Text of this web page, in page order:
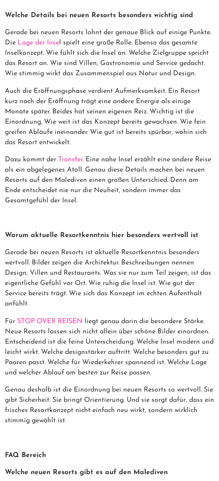
Welche Details bei neuen Resorts besonders wichtig sind
Gerade bei neuen Resorts lohnt der genaue Blick auf einige Punkte.
Die Lage der Insel spielt eine große Rolle. Ebenso das gesamte
Inselkonzept. Wie fühlt sich die Insel an. Welche Zielgruppe spricht
das Resort an. Wie sind Villen, Gastronomie und Service gedacht.
Wie stimmig wirkt das Zusammenspiel aus Natur und Design.
Auch die Eröffnungsphase verdient Aufmerksamkeit. Ein Resort
kurz nach der Eröffnung trägt eine andere Energie als einige
Monate später. Beides hat seinen eigenen Reiz. Wichtig ist die
Einordnung. Wie weit ist das Konzept bereits gewachsen. Wie fein
greifen Abläufe ineinander. Wie gut ist bereits spürbar, wohin sich
das Resort entwickelt.
Dazu kommt der Transfer. Eine nahe Insel erzählt eine andere Reise
als ein abgelegenes Atoll. Genau diese Details machen bei neuen
Resorts auf den Malediven einen großen Unterschied. Denn am
Ende entscheidet nie nur die Neuheit, sondern immer das
Gesamtgefühl der Insel.
Warum aktuelle Resortkenntnis hier besonders wertvoll ist
Gerade bei neuen Resorts ist aktuelle Resortkenntnis besonders
wertvoll. Bilder zeigen die Architektur. Beschreibungen nennen
Design, Villen und Restaurants. Was sie nur zum Teil zeigen, ist das
eigentliche Gefühl vor Ort. Wie ruhig die Insel ist. Wie gut der
Service bereits trägt. Wie sich das Konzept im echten Aufenthalt
anfühlt.
Für STOP OVER REISEN
liegt genau darin die besondere Stärke.
Neue Resorts lassen sich nicht allein über schöne Bilder einordnen.
Entscheidend ist die feine Unterscheidung. Welche Insel modern und
leicht wirkt. Welche designstärker auftritt. Welche besonders gut zu
Paaren passt. Welche für Wiederkehrer spannend ist. Welche Lage
und welcher Ablauf am besten zur Reise passen.
Genau deshalb ist die Einordnung bei neuen Resorts so wertvoll. Sie
gibt Sicherheit. Sie bringt Orientierung. Und sie sorgt dafür, dass ein
frisches Resortkonzept nicht einfach neu wirkt, sondern wirklich
stimmig gewählt ist.
FAQ Bereich
Welche neuen Resorts gibt es auf den Malediven